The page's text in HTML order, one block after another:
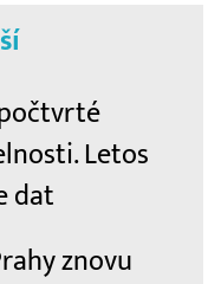
počtvrté
Letos
dat
znovu